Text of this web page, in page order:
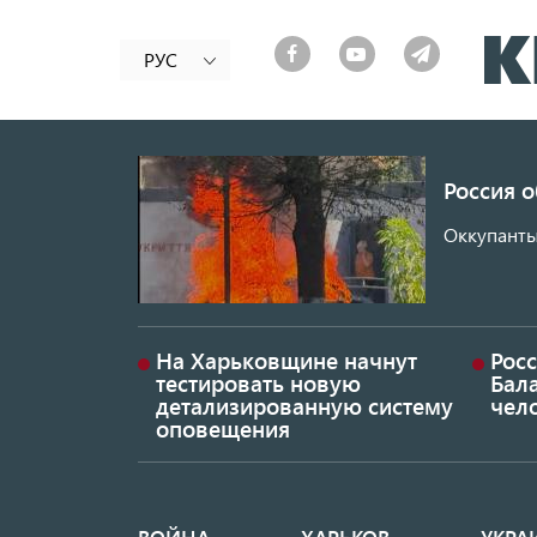
РУС
Россия
На Харьковщине начнут
тестировать новую
детализированную систему
оповещения